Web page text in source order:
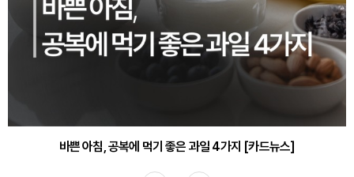
바쁜 아침, 공복에 먹기 좋은 과일 4가지 [카드뉴스]